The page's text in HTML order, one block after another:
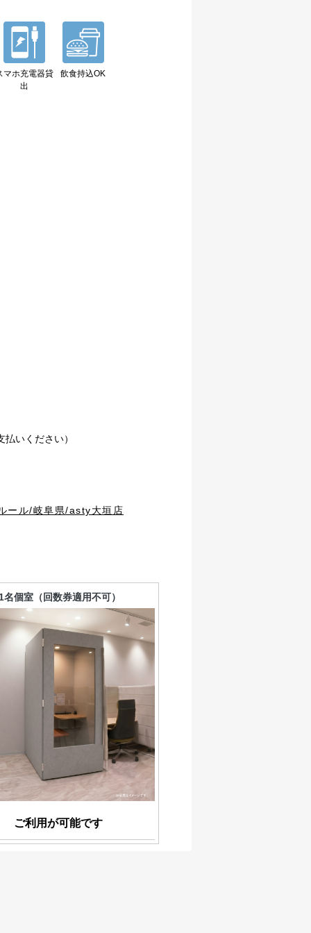
マホ充電器貸
出
飲食持込OK
いください）
ル/岐阜県/asty大垣店
名個室（回数券適用不可）
ご利用が可能です